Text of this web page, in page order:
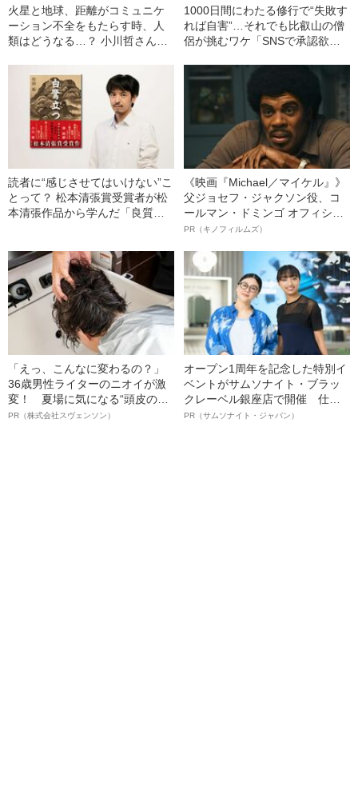
火星と地球、距離がコミュニケ
ーション不全をもたらす時、人
類はどうなる…？ 小川哲さんが
世界を通して描こうとしたもの
1000日間にわたる修行で“失敗す
れば自害”…それでも比叡山の僧
侶が挑むワケ「SNSで承認欲求
読者に“感じさせてはいけない”こ
とって？ 松本清張賞受賞者が松
本清張作品から学んだ「良質な
《映画『Michael／マイケル』》
父ジョセフ・ジャクソン役、コ
ールマン・ドミンゴ オフィシャ
ルインタビュー“観客を魅了した
語る”《日本興収70億円突破》
PR（キノフィルムズ）
「えっ、こんなに変わるの？」
36歳男性ライターのニオイが激
変！ 夏場に気になる“頭皮のニ
オイ”や“ベタつき”を解消す
PR（株式会社スヴェンソン）
オープン1周年を記念した特別イ
ベントがサムソナイト・ブラッ
クレーベル銀座店で開催 仕事
も人生も自分らしく～笑顔あふ
PR（サムソナイト・ジャパン）